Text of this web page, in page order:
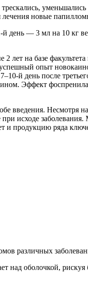
новые
— 3 мл на 10 кг
лет на базе
опыт
й день после
Эффект
введения. Несмотря
исходе
и продукцию ряда
различных
над оболочкой,